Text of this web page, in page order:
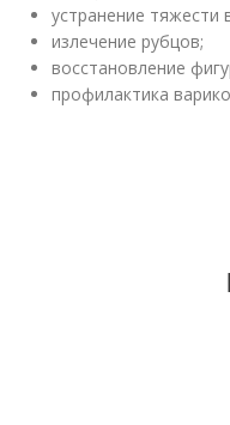
устранение тяжести
излечение рубцов;
восстановление
профилактика